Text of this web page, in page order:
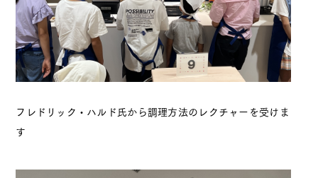
フレドリック・ハルド氏から調理方法のレクチャーを受けま
す